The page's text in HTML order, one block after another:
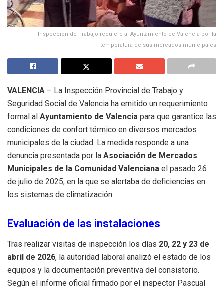
Inspección de Trabajo requiere al Ayuntamiento de Valencia por la
temperatura de sus mercados municipales
VALENCIA – La Inspección Provincial de Trabajo y
Seguridad Social de Valencia ha emitido un requerimiento
formal al Ayuntamiento de Valencia para que garantice las
condiciones de confort térmico en diversos mercados
municipales de la ciudad. La medida responde a una
denuncia presentada por la Asociación de Mercados
Municipales de la Comunidad Valenciana el pasado 26
de julio de 2025, en la que se alertaba de deficiencias en
los sistemas de climatización.
Evaluación de las instalaciones
Tras realizar visitas de inspección los días 20, 22 y 23 de
abril de 2026, la autoridad laboral analizó el estado de los
equipos y la documentación preventiva del consistorio.
Según el informe oficial firmado por el inspector Pascual